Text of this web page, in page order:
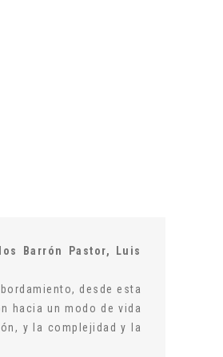
Barrón Pastor, Luis
desde esta
hacia un modo de vida
y la complejidad y la